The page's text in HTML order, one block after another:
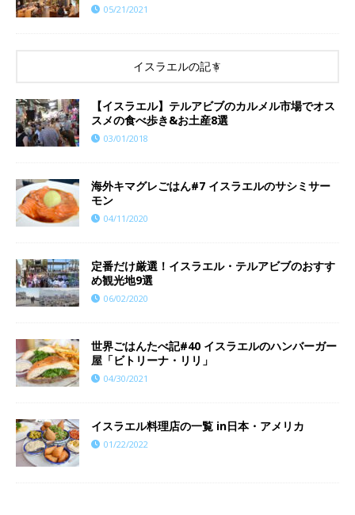
05/21/2021
イスラエルの記事
【イスラエル】テルアビブのカルメル市場でオス
スメの食べ歩き&お土産8選
03/01/2018
海外キマグレごはん#7 イスラエルのサシミサー
モン
04/11/2020
定番だけ厳選！イスラエル・テルアビブのおすす
め観光地9選
06/02/2020
世界ごはんたべ記#40 イスラエルのハンバーガー
屋「ビトリーナ・リリ」
04/30/2021
イスラエル料理店の一覧 in日本・アメリカ
01/22/2022